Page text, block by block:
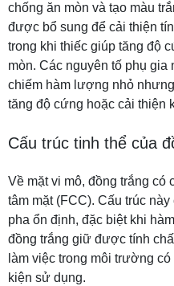
chống ăn mòn và tạo màu
được bổ sung để cải thiện
trong khi thiếc giúp tăng độ
mòn. Các nguyên tố phụ
chiếm hàm lượng nhỏ
tăng độ cứng hoặc cải thiện
Cấu trúc tinh thể của
Về mặt vi mô, đồng trắng có
tâm mặt (FCC). Cấu trúc
pha ổn định, đặc biệt khi
đồng trắng giữ được tính
làm việc trong môi trường
kiện sử dụng.